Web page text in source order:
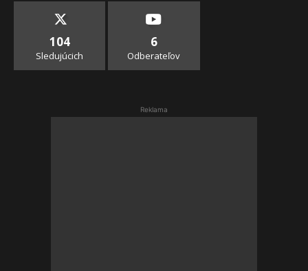
104
Sledujúcich
6
Odberateľov
Reklama